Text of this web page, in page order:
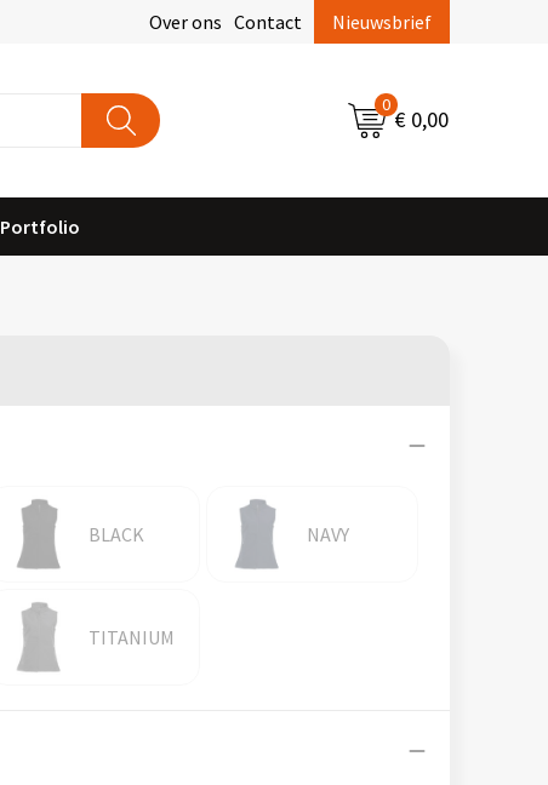
Over ons Contact Nieuwsbrief
0
€ 0,00
Portfolio
BLACK NAVY
TITANIUM